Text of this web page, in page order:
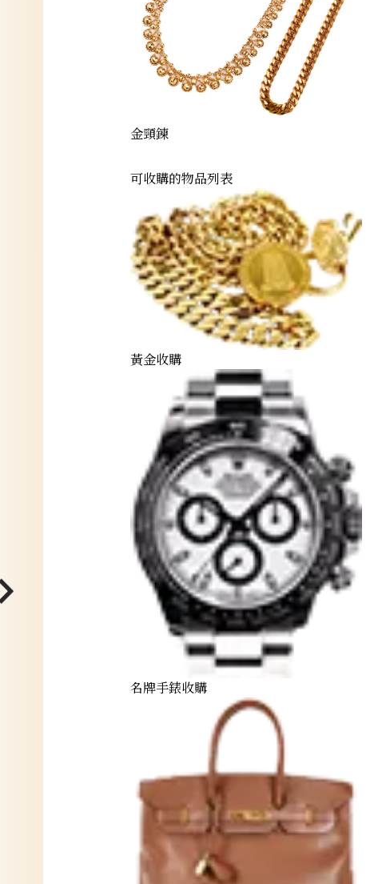
金頸鍊
可收購的物品列表
黃金收購
名牌手錶收購